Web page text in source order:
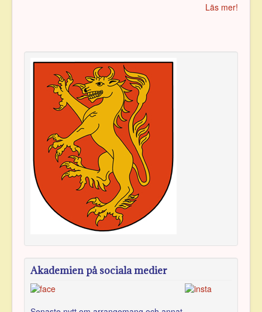
Läs mer!
Akademien på sociala medier